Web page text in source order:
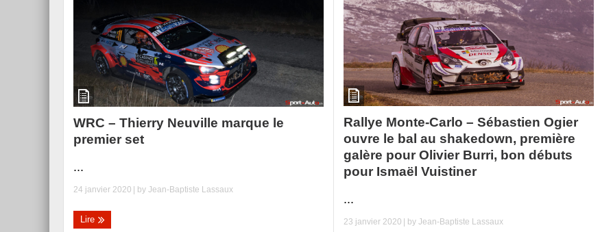
WRC – Thierry Neuville marque le
premier set
...
24 janvier 2020 | by Jean-Baptiste Lassaux
Lire
Rallye Monte-Carlo – Sébastien Ogier
ouvre le bal au shakedown, première
galère pour Olivier Burri, bon débuts
pour Ismaël Vuistiner
...
23 janvier 2020 | byJean-Baptiste Lassaux